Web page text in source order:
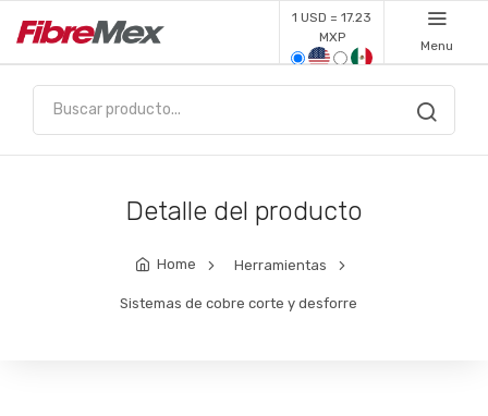
1 USD = 17.23
MXP
Menu
Detalle del producto
Home Herramientas
Sistemas de cobre corte y desforre